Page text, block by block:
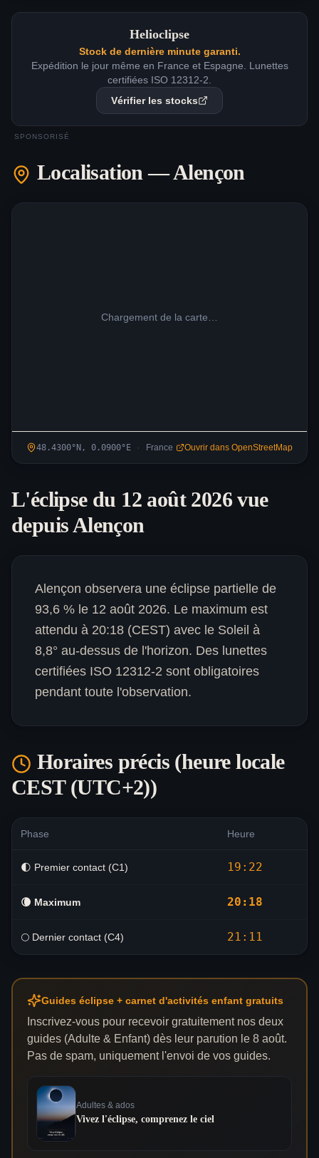
Helioclipse
Stock de dernière minute garanti.
Expédition le jour même en France et Espagne. Lunettes
certifiées ISO 12312-2.
Vérifier les stocks
SPONSORISÉ
Localisation —Alençon
Chargement de la carte…
48.4300°N, 0.0900° E · France Ouvrir dans OpenStreetMap
L'éclipse du 12 août 2026 vue
depuisAlençon
Alençon observera une éclipse partielle de
93,6 % le 12 août 2026. Le maximum est
attendu à 20:18 (CEST) avec le Soleil à
8,8° au-dessus de l'horizon. Des lunettes
certifiées ISO 12312-2 sont obligatoires
pendant toute l'observation.
Horaires précis (heure locale
CEST (UTC+2))
Phase Heure
🌓 Premier contact (C1) 19:22
🌘 Maximum 20:18
🌕 Dernier contact (C4) 21:11
Guides éclipse + carnet d'activités enfant gratuits
Inscrivez-vous pour recevoir gratuitement nos deux
guides (Adulte & Enfant) dès leur parution le 8 août.
Pas de spam, uniquement l'envoi de vos guides.
Adultes & ados
Vivez l'éclipse, comprenez le ciel